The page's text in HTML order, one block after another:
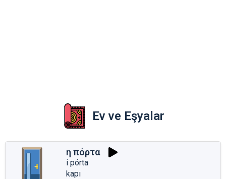
Ev ve Eşyalar
η πόρτα
i pórta
kapı